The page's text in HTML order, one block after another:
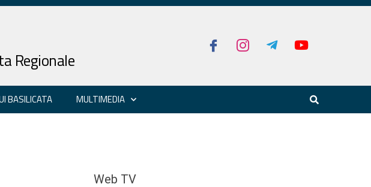
Regionale
BASILICATA MULTIMEDIA
Web TV